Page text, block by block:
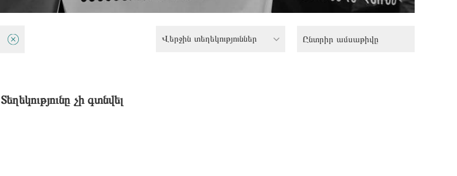
Վերջին տեղեկություններ
Տեղեկությունը չի գտնվել